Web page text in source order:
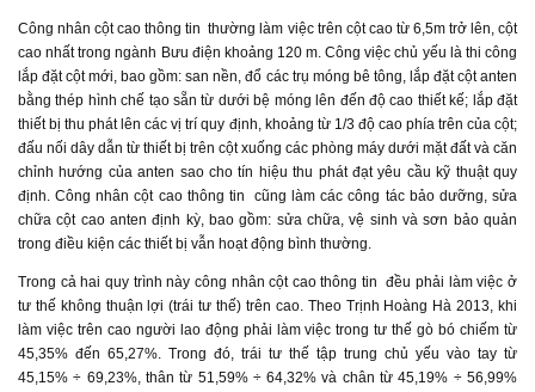
Công nhân cột cao thông tin thường làm việc trên cột cao từ 6,5m trở lên, cột
cao nhất trong ngành Bưu điện khoảng 120 m. Công việc chủ yếu là thi công
lắp đặt cột mới, bao gồm: san nền, đổ các trụ móng bê tông, lắp đặt cột anten
bằng thép hình chế tạo sẵn từ dưới bệ móng lên đến độ cao thiết kế; lắp đặt
thiết bị thu phát lên các vị trí quy định, khoảng từ 1/3 độ cao phía trên của cột;
đấu nối dây dẫn từ thiết bị trên cột xuống các phòng máy dưới mặt đất và căn
chỉnh hướng của anten sao cho tín hiệu thu phát đạt yêu cầu kỹ thuật quy
định. Công nhân cột cao thông tin cũng làm các công tác bảo dưỡng, sửa
chữa cột cao anten định kỳ, bao gồm: sửa chữa, vệ sinh và sơn bảo quản
trong điều kiện các thiết bị vẫn hoạt động bình thường.
Trong cả hai quy trình này công nhân cột cao thông tin đều phải làm việc ở
tư thế không thuận lợi (trái tư thế) trên cao. Theo Trịnh Hoàng Hà 2013, khi
làm việc trên cao người lao động phải làm việc trong tư thế gò bó chiếm từ
45,35% đến 65,27%. Trong đó, trái tư thế tập trung chủ yếu vào tay từ
45,15% ÷ 69,23%, thân từ 51,59% ÷ 64,32% và chân từ 45,19% ÷ 56,99%